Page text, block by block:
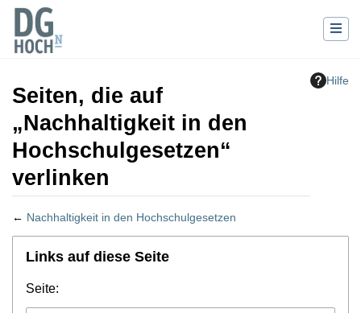
Hilfe
Seiten, die auf
„Nachhaltigkeit in den
Hochschulgesetzen“
verlinken
← Nachhaltigkeit in den Hochschulgesetzen
Wechseln zu:Navigation,Suche
Links auf diese Seite
Seite: